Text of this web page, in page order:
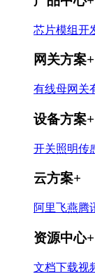
芯片模组开
网关方案+
有线母网关
设备方案+
开关照明传
云方案+
阿里飞燕腾
资源中心+
文档下载视